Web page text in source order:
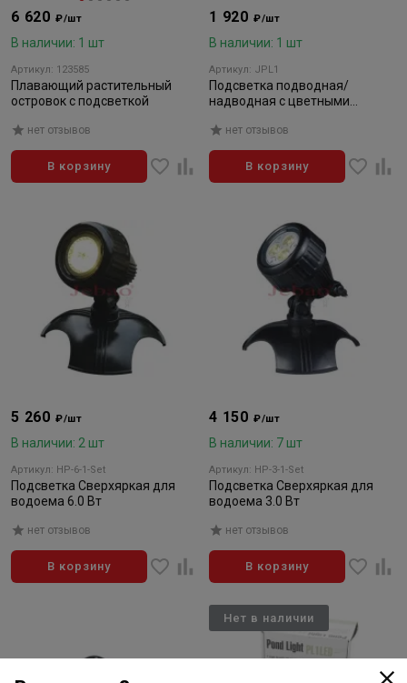
6 620 ₽/шт
В наличии: 1 шт
Артикул: 123585
Плавающий растительный
островок с подсветкой
нет отзывов
В корзину
1 920 ₽/шт
В наличии: 1 шт
Артикул: JPL1
Подсветка подводная/
надводная с цветными
нет отзывов
В корзину
5 260 ₽/шт
В наличии: 2 шт
Артикул: HP-6-1-Set
Подсветка Сверхяркая для
водоема 6.0 Вт
нет отзывов
В корзину
4 150 ₽/шт
В наличии: 7 шт
Артикул: HP-3-1-Set
Подсветка Сверхяркая для
водоема 3.0 Вт
нет отзывов
В корзину
Нет в наличии